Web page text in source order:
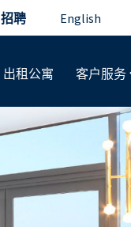
招聘 English
出租公寓 客户服务